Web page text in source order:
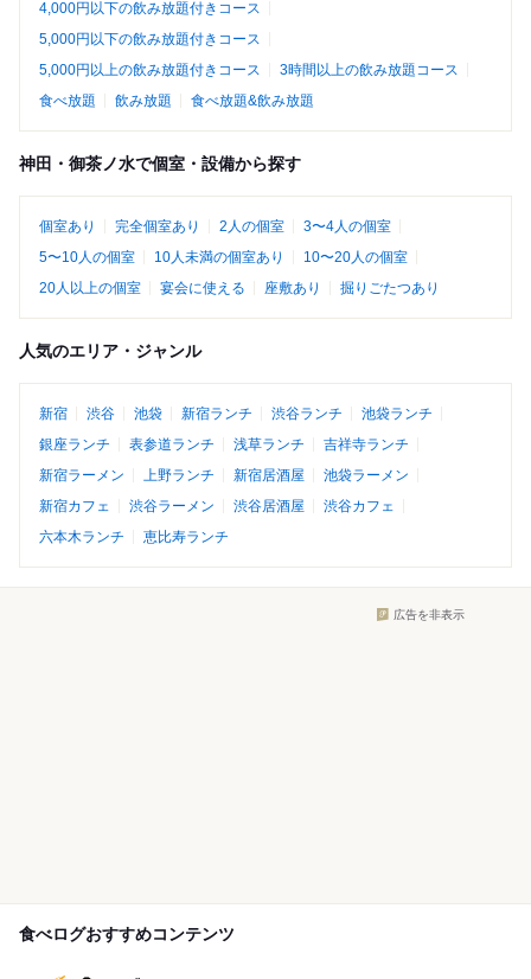
4,000円以下の飲み放題付きコース
5,000円以下の飲み放題付きコース
5,000円以上の飲み放題付きコース
3時間以上の飲み放題コース
食べ放題
飲み放題 食べ放題&飲み放題
神田・御茶ノ水で個室・設備から探す
個室あり 完全個室あり 2人の個室
3〜4人の個室
5〜10人の個室
10人未満の個室あり
10〜20人の個室
20人以上の個室
宴会に使える 座敷あり 掘りごたつあり
人気のエリア・ジャンル
新宿 渋谷 池袋 新宿ランチ 渋谷ランチ
池袋ランチ
銀座ランチ
表参道ランチ 浅草ランチ
吉祥寺ランチ
新宿ラーメン
上野ランチ 新宿居酒屋
池袋ラーメン
新宿カフェ
渋谷ラーメン 渋谷居酒屋
渋谷カフェ
六本木ランチ
恵比寿ランチ
広告を非表示
食べログおすすめコンテンツ